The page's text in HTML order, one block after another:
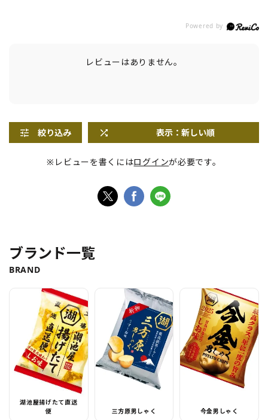
レビューはありません。
絞り込み 表示：新しい順
※レビューを書くにはログインが必要です。
ブランド一覧
BRAND
湖池屋揚げたて直送
便
三方原男しゃく 今金男しゃく